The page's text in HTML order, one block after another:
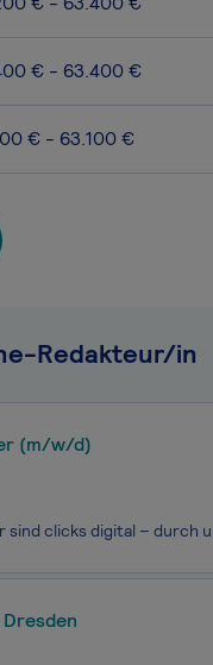
€ - 63.400 €
€ - 63.100 €
Redakteur/in
(m/w/d)